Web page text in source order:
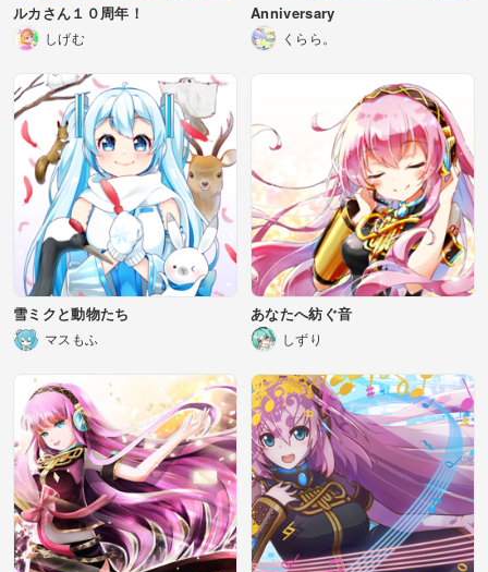
ルカさん１０周年！
しげむ
Anniversary
くらら。
雪ミクと動物たち
マスもふ
あなたへ紡ぐ音
しずり